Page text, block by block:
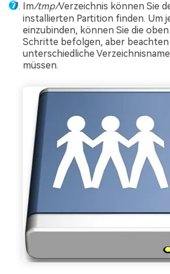
Im/tmp/Verzeichnis können Sie
installierten Partition finden. Um
einzubinden, können Sie die
Schritte befolgen, aber beachten
unterschiedliche
müssen.